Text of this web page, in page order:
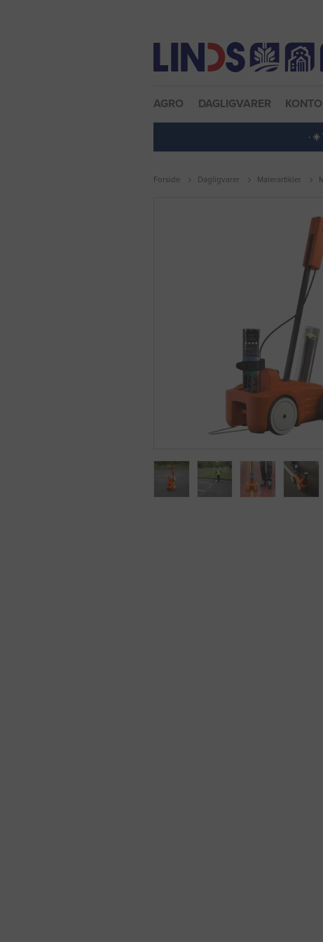
AGRO DAGLIGVARER
· ☀️
Forside Dagligvarer Malerartikler